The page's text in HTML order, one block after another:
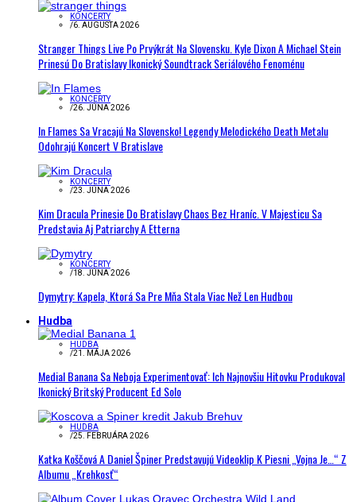
KONCERTY
/6. AUGUSTA 2026
Stranger Things Live Po Prvýkrát Na Slovensku. Kyle Dixon A Michael Stein
Prinesú Do Bratislavy Ikonický Soundtrack Seriálového Fenoménu
KONCERTY
/26. JÚNA 2026
In Flames Sa Vracajú Na Slovensko! Legendy Melodického Death Metalu
Odohrajú Koncert V Bratislave
KONCERTY
/23. JÚNA 2026
Kim Dracula Prinesie Do Bratislavy Chaos Bez Hraníc. V Majesticu Sa
Predstavia Aj Patriarchy A Etterna
KONCERTY
/18. JÚNA 2026
Dymytry: Kapela, Ktorá Sa Pre Mňa Stala Viac Než Len Hudbou
Hudba
HUDBA
/21. MÁJA 2026
Medial Banana Sa Neboja Experimentovať: Ich Najnovšiu Hitovku Produkoval
Ikonický Britský Producent Ed Solo
HUDBA
/25. FEBRUÁRA 2026
Katka Koščová A Daniel Špiner Predstavujú Videoklip K Piesni „Vojna Je…“ Z
Albumu „Krehkosť“